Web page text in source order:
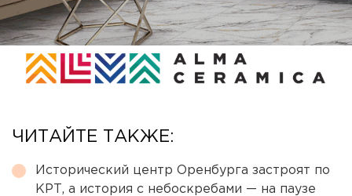
ЧИТАЙТЕ ТАКЖЕ:
Исторический центр Оренбурга застроят по
КРТ, а история с небоскребами — на паузе